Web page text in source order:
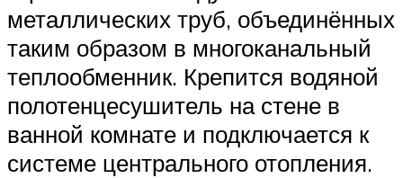
металлических труб, объединённых
таким образом в многоканальный
теплообменник. Крепится водяной
полотенцесушитель на стене в
ванной комнате и подключается к
системе центрального отопления.